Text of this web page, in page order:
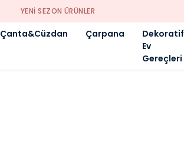
YENI SEZON ÜRÜNLER
Çanta&Cüzdan Çarpana
Dekoratif
Ev
Gereçleri